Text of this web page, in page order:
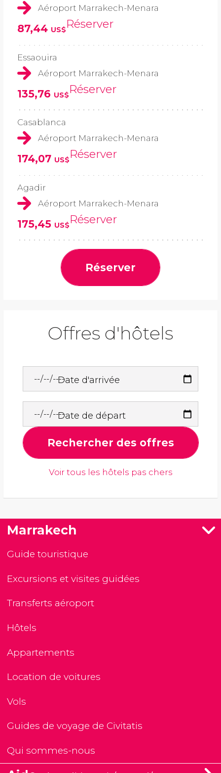
Aéroport Marrakech-Menara
87,44 US$Réserver
Essaouira
Aéroport Marrakech-Menara
135,76 US$Réserver
Casablanca
Aéroport Marrakech-Menara
174,07 US$Réserver
Agadir
Aéroport Marrakech-Menara
175,45 US$Réserver
Réserver
Offres d'hôtels
Date d'arrivée
Date de départ
Rechercher des offres
Voir tous les hôtels pas chers
Marrakech
Guide touristique
Excursions et visites guidées
Transferts aéroport
Hôtels
Appartements
Location de voitures
Vols
Guides de voyage de Civitatis
Qui sommes-nous